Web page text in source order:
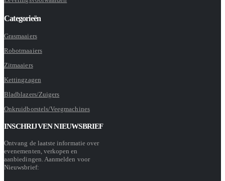
Categorieën
Grasmaaiers
Robotmaaiers
Zitmaaiers
Kettingzagen
Bladblazers/Zuigers
Onkruidborstels/Veegmachines
INSCHRIJVEN NIEUWSBRIEF
Ontvang de laatste informatie over
evenementen, verkopen en
aanbiedingen. Aanmelden voor
Nieuwsbrief: